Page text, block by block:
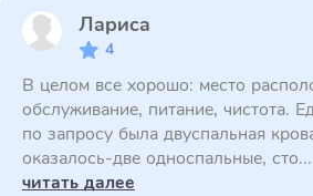
Лариса
4
В целом все хорошо: место
обслуживание, питание, чистота.
по запросу была двуспальная
оказалось-две односпальные, сто...
читать далее